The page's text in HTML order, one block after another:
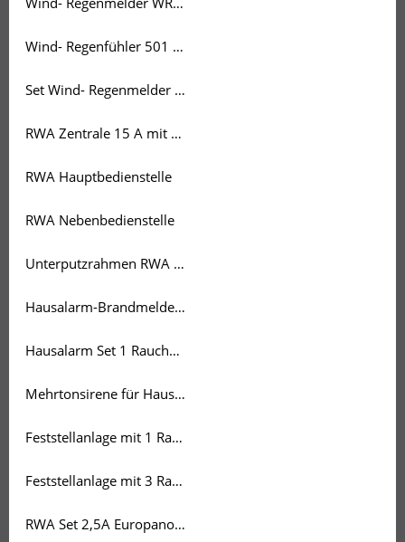
Wind- Regenfühler 501 RWA
Set Wind- Regenmelder 501 für RWA Zentrale
RWA Zentrale 15 A mit Akkus
RWA Hauptbedienstelle
RWA Nebenbedienstelle
Unterputzrahmen RWA 2 und 5 A
Hausalarm-Brandmeldeanlage 3 RM
Hausalarm Set 1 Rauchmelder
Mehrtonsirene für Hausalarmanlage / RWA weiß
Feststellanlage mit 1 Rauchmeldern
Feststellanlage mit 3 Rauchmeldern
RWA Set 2,5A Europanorm mit Wind- Regenmelder